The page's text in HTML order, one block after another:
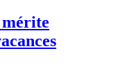
mérite